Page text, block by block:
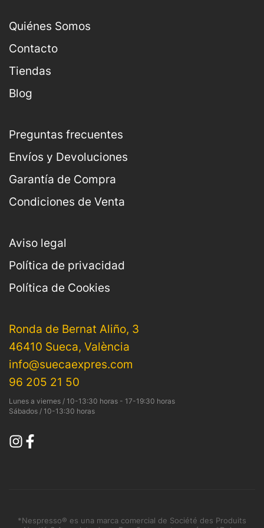
Quiénes Somos
Contacto
Tiendas
Blog
Preguntas frecuentes
Envíos y Devoluciones
Garantía de Compra
Condiciones de Venta
Aviso legal
Política de privacidad
Política de Cookies
Ronda de Bernat Aliño, 3
46410 Sueca, València
info@suecaexpres.com
96 205 21 50
Lunes a viernes / 10-13:30 horas - 17-19:30 horas
Sábados / 10-13:30 horas
*Nespresso® es una marca comercial de Société des Produits